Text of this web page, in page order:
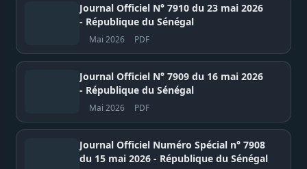
Journal Officiel N° 7910 du 23 mai 2026
- République du Sénégal
Mai 2026 PDF
Journal Officiel N° 7909 du 16 mai 2026
- République du Sénégal
Mai 2026 PDF
Journal Officiel Numéro Spécial n° 7908
du 15 mai 2026 - République du Sénégal